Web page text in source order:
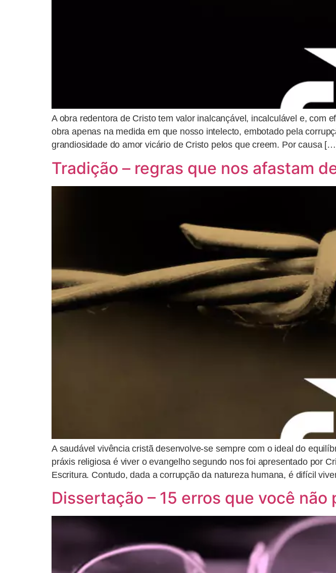
A obra redentora de Cristo tem valor inalcançável, incalculável e, com
obra apenas na medida em que nosso intelecto, embotado pela
grandiosidade do amor vicário de Cristo pelos que creem. Por causa
Tradição – regras que nos afastam
A saudável vivência cristã desenvolve-se sempre com o ideal do
práxis religiosa é viver o evangelho segundo nos foi apresentado por
Escritura. Contudo, dada a corrupção da natureza humana, é difícil
Dissertação – 15 erros que você